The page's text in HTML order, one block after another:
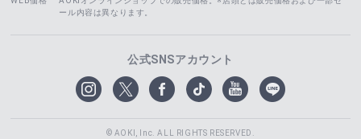
ール内容は異なります。
公式SNSアカウント
© AOKI, Inc. ALL RIGHTS RESERVED.